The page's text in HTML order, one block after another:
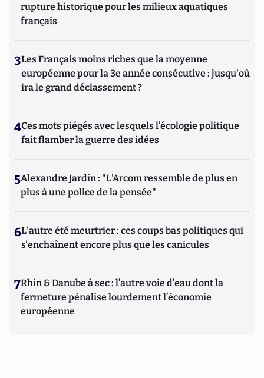
rupture historique pour les milieux aquatiques
français
3Les Français moins riches que la moyenne
européenne pour la 3e année consécutive : jusqu'où
ira le grand déclassement ?
4Ces mots piégés avec lesquels l’écologie politique
fait flamber la guerre des idées
5Alexandre Jardin : "L'Arcom ressemble de plus en
plus à une police de la pensée"
6L'autre été meurtrier : ces coups bas politiques qui
s'enchaînent encore plus que les canicules
7Rhin & Danube à sec : l’autre voie d’eau dont la
fermeture pénalise lourdement l’économie
européenne